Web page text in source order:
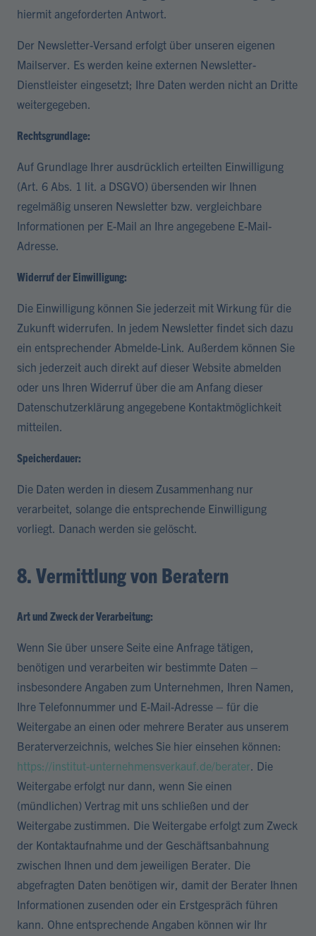
hiermit angeforderten Antwort.
Der Newsletter-Versand erfolgt über unseren eigenen
Mailserver. Es werden keine externen Newsletter-
Dienstleister eingesetzt; Ihre Daten werden nicht an Dritte
weitergegeben.
Rechtsgrundlage:
Auf Grundlage Ihrer ausdrücklich erteilten Einwilligung
(Art. 6 Abs. 1 lit. a DSGVO) übersenden wir Ihnen
regelmäßig unseren Newsletter bzw. vergleichbare
Informationen per E-Mail an Ihre angegebene E-Mail-
Adresse.
Widerruf der Einwilligung:
Die Einwilligung können Sie jederzeit mit Wirkung für die
Zukunft widerrufen. In jedem Newsletter findet sich dazu
ein entsprechender Abmelde-Link. Außerdem können Sie
sich jederzeit auch direkt auf dieser Website abmelden
oder uns Ihren Widerruf über die am Anfang dieser
Datenschutzerklärung angegebene Kontaktmöglichkeit
mitteilen.
Speicherdauer:
Die Daten werden in diesem Zusammenhang nur
verarbeitet, solange die entsprechende Einwilligung
vorliegt. Danach werden sie gelöscht.
8. Vermittlung von Beratern
Art und Zweck der Verarbeitung:
Wenn Sie über unsere Seite eine Anfrage tätigen,
benötigen und verarbeiten wir bestimmte Daten –
insbesondere Angaben zum Unternehmen, Ihren Namen,
Ihre Telefonnummer und E-Mail-Adresse – für die
Weitergabe an einen oder mehrere Berater aus unserem
Beraterverzeichnis, welches Sie hier einsehen können:
https://institut-unternehmensverkauf.de/berater. Die
Weitergabe erfolgt nur dann, wenn Sie einen
(mündlichen) Vertrag mit uns schließen und der
Weitergabe zustimmen. Die Weitergabe erfolgt zum Zweck
der Kontaktaufnahme und der Geschäftsanbahnung
zwischen Ihnen und dem jeweiligen Berater. Die
abgefragten Daten benötigen wir, damit der Berater Ihnen
Informationen zusenden oder ein Erstgespräch führen
kann. Ohne entsprechende Angaben können wir Ihr